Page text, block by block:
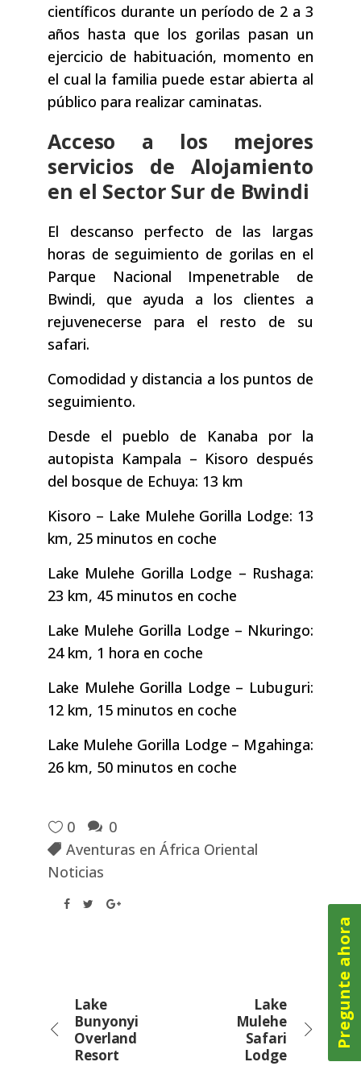
científicos durante un período de 2 a 3
años hasta que los gorilas pasan un
ejercicio de habituación, momento en
el cual la familia puede estar abierta al
público para realizar caminatas.
Acceso a los mejores
servicios de Alojamiento
en el Sector Sur de Bwindi
El descanso perfecto de las largas
horas de seguimiento de gorilas en el
Parque Nacional Impenetrable de
Bwindi, que ayuda a los clientes a
rejuvenecerse para el resto de su
safari.
Comodidad y distancia a los puntos de
seguimiento.
Desde el pueblo de Kanaba por la
autopista Kampala – Kisoro después
del bosque de Echuya: 13 km
Kisoro – Lake Mulehe Gorilla Lodge: 13
km, 25 minutos en coche
Lake Mulehe Gorilla Lodge – Rushaga:
23 km, 45 minutos en coche
Lake Mulehe Gorilla Lodge – Nkuringo:
24 km, 1 hora en coche
Lake Mulehe Gorilla Lodge – Lubuguri:
12 km, 15 minutos en coche
Lake Mulehe Gorilla Lodge – Mgahinga:
26 km, 50 minutos en coche
0
0
Aventuras en África Oriental
Noticias
Lake
Bunyonyi
Overland
Resort
Lake
Mulehe
Safari
Lodge
Pregunte ahora